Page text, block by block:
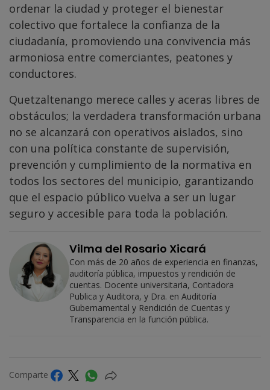
ordenar la ciudad y proteger el bienestar
colectivo que fortalece la confianza de la
ciudadanía, promoviendo una convivencia más
armoniosa entre comerciantes, peatones y
conductores.
Quetzaltenango merece calles y aceras libres de
obstáculos; la verdadera transformación urbana
no se alcanzará con operativos aislados, sino
con una política constante de supervisión,
prevención y cumplimiento de la normativa en
todos los sectores del municipio, garantizando
que el espacio público vuelva a ser un lugar
seguro y accesible para toda la población.
Vilma del Rosario Xicará
Con más de 20 años de experiencia en finanzas,
auditoría pública, impuestos y rendición de
cuentas. Docente universitaria, Contadora
Publica y Auditora, y Dra. en Auditoría
Gubernamental y Rendición de Cuentas y
Transparencia en la función pública.
Comparte